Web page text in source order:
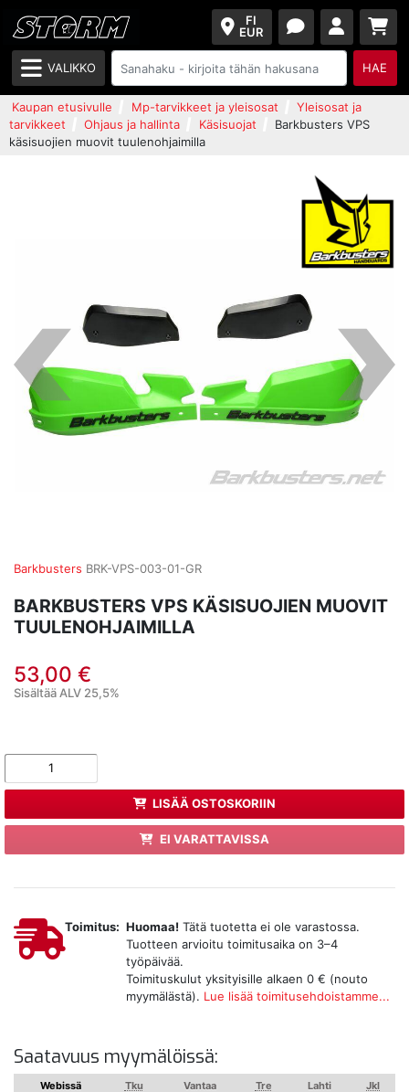
FI
EUR
VALIKKO HAE
Kaupan etusivulle Mp-tarvikkeet ja yleisosat
Yleisosat ja
tarvikkeet
Ohjaus ja hallinta Käsisuojat
Barkbusters VPS
käsisuojien muovit tuulenohjaimilla
Barkbusters BRK-VPS-003-01-GR
BARKBUSTERS VPS KÄSISUOJIEN MUOVIT
TUULENOHJAIMILLA
53,00 €
Sisältää ALV 25,5%
LISÄÄ OSTOSKORIIN
EI VARATTAVISSA
Toimitus: Huomaa! Tätä tuotetta ei ole varastossa.
Tuotteen arvioitu toimitusaika on 3–4
työpäivää.
Toimituskulut yksityisille alkaen 0 € (nouto
myymälästä). Lue lisää toimitusehdoistamme...
Saatavuus myymälöissä:
Webissä Tku Vantaa Tre Lahti Jkl